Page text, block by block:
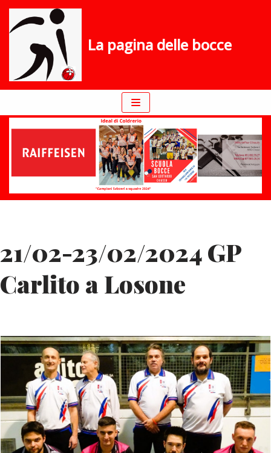
Vai
contenuto
La pagina delle bocce
21/02-23/02/2024 GP
Carlito a Losone